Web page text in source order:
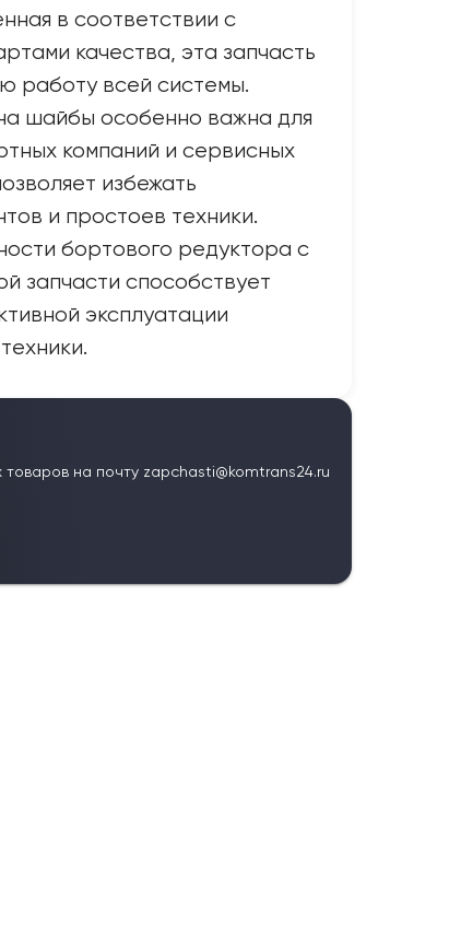
в соответствии с
качества, эта запчасть
работу всей системы.
шайбы особенно важна для
компаний и сервисных
избежать
и простоев техники.
бортового редуктора с
запчасти способствует
эксплуатации
товаров на почту zapchasti@komtrans24.ru